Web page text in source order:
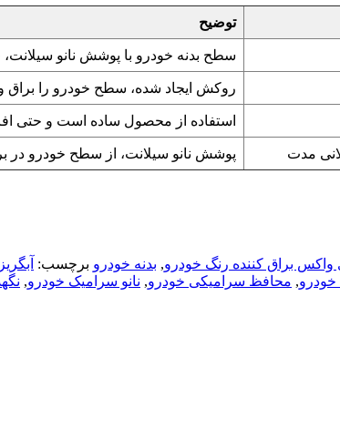
توضیح
سطح بدنه خودرو با پوشش نانو
روکش ایجاد شده، سطح خودرو را
استفاده از محصول ساده است و حتی
مدت پوشش نانو سیلانت، از سطح خودرو در
واکس براق کننده رنگ خودرو, بدنه خودرو برچسب:
خودرو, محافظ سرامیکی خودرو, نانو سرامیک خودرو,